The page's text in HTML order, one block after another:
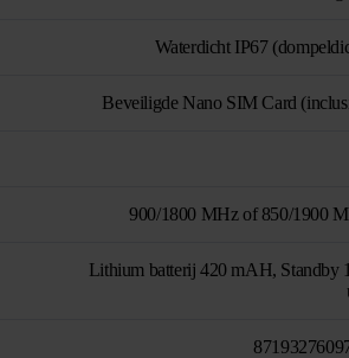
Waterdicht IP67
Beveiligde Nano SIM Card
900/1800 MHz of 850/1900
Lithium batterij 420 mAH, Standby